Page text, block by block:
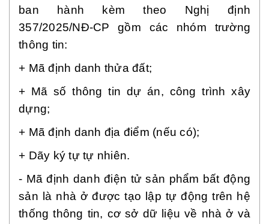
ban hành kèm theo Nghị định
357/2025/NĐ-CP gồm các nhóm trường
thông tin:
+ Mã định danh thửa đất;
+ Mã số thông tin dự án, công trình xây
dựng;
+ Mã định danh địa điểm (nếu có);
+ Dãy ký tự tự nhiên.
- Mã định danh điện tử sản phẩm bất động
sản là nhà ở được tạo lập tự động trên hệ
thống thông tin, cơ sở dữ liệu về nhà ở và